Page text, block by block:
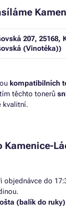
207, 25168,
(Vinotéka))
kompatibilních
těchto tonerů
kvalitní.
Kamenice-
objednávce do
(balík do ruky)